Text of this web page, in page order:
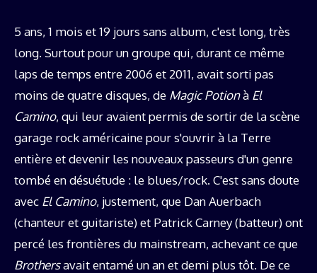
5 ans, 1 mois et 19 jours sans album, c'est long, très
long. Surtout pour un groupe qui, durant ce même
laps de temps entre 2006 et 2011, avait sorti pas
moins de quatre disques, de Magic Potionà El
Camino, qui leur avaient permis de sortir de la scène
garage rock américaine pour s'ouvrir à la Terre
entière et devenir les nouveaux passeurs d'un genre
tombé en désuétude : le blues/rock. C'est sans doute
avec El Camino, justement, que Dan Auerbach
(chanteur et guitariste) et Patrick Carney (batteur) ont
percé les frontières du mainstream, achevant ce que
Brothersavait entamé un an et demi plus tôt. De ce